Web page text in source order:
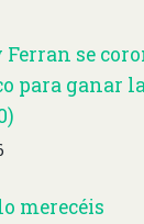
se
para ganar
merecéis